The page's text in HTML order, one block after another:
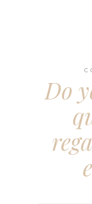
Do